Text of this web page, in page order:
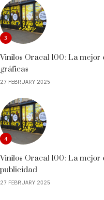
3
Vinilos Oracal 100: La
gráficas
27 FEBRUARY 2025
4
Vinilos Oracal 100: La
publicidad
27 FEBRUARY 2025